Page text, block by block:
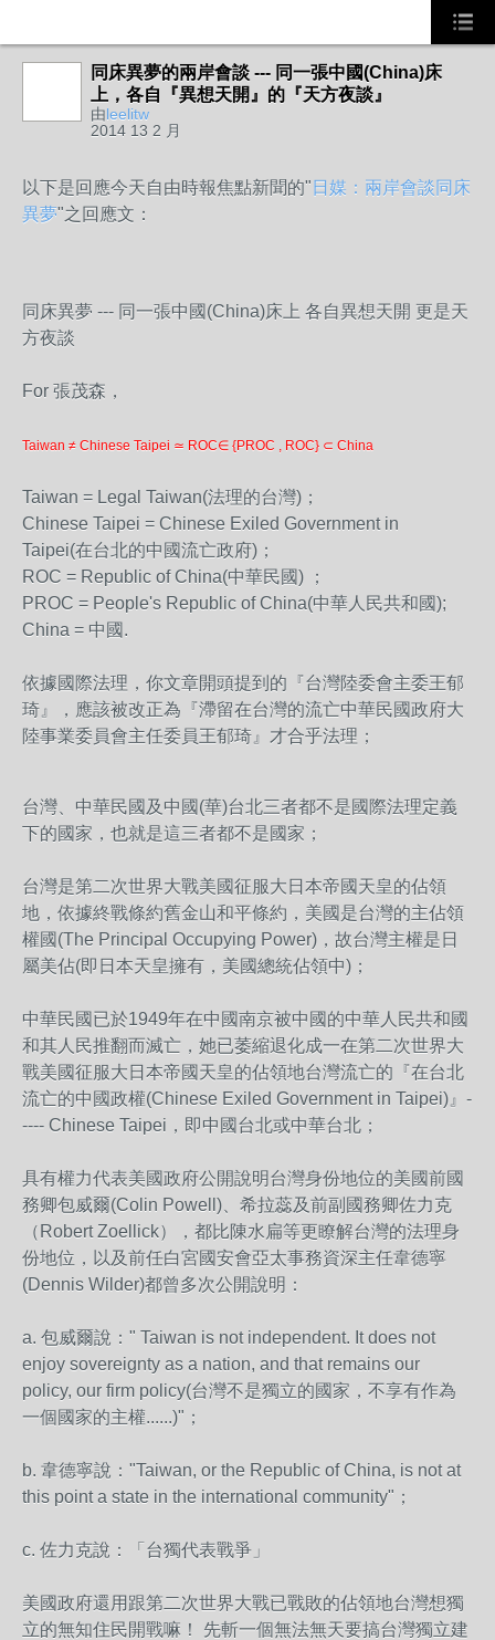
同床異夢的兩岸會談 --- 同一張中國(China)床
上，各自『異想天開』的『天方夜談』
由leelitw
2014 13 2 月
以下是回應今天自由時報焦點新聞的" 日媒：兩岸會談同床
異夢"之回應文：
同床異夢 --- 同一張中國(China)床上 各自異想天開 更是天
方夜談
For 張茂森，
Taiwan ≠ Chinese Taipei ≃ ROC∈ {PROC , ROC} ⊂ China
Taiwan = Legal Taiwan(法理的台灣)；
Chinese Taipei = Chinese Exiled Government in
Taipei(在台北的中國流亡政府)；
ROC = Republic of China(中華民國) ；
PROC = People's Republic of China(中華人民共和國);
China = 中國.
依據國際法理，你文章開頭提到的『台灣陸委會主委王郁
琦 』，應該被改正為『滯留在台灣的流亡中華民國政府大
陸事業委員會主任委員王郁琦』才合乎法理；
台灣、中華民國及中國(華)台北三者都不是國際法理定義
下的國家，也就是這三者都不是國家；
台灣是第二次世界大戰美國征服大日本帝國天皇的佔領
地， 依據終戰條約舊金山和平條約，美國是台灣的主佔領
權國(The Principal Occupying Power)，故台灣主權是日
屬美佔(即日本天皇擁有， 美國總統佔領中)；
中華民國已於1949年在中國南京被中國的中華人民共和國
和其人民推翻而滅亡，她已萎縮退化成一在第二次世界大
戰美國征服大日本帝國天皇的佔領地台灣流亡的『在台北
流亡的中國政權(Chinese Exiled Government in Taipei)』-
---- Chinese Taipei，即中國台北或中華台北；
具有權力代表美國政府公開說明台灣身份地位的美國前國
務卿包威爾(Colin Powell)、希拉蕊及前副國務卿佐力克
（Robert Zoellick），都比陳水扁等更瞭解台灣的法理身
份地位，以及前任白宮國安會亞太事務資深主任韋德寧
(Dennis Wilder)都曾多次公開說明：
a. 包威爾說：" Taiwan is not independent. It does not
enjoy sovereignty as a nation, and that remains our
policy, our firm policy(台灣不是獨立的國家，不享有作為
一個國家的主權......)"；
b. 韋德寧說："Taiwan, or the Republic of China, is not at
this point a state in the international community"；
c. 佐力克說：「台獨代表戰爭」
美國政府還用跟第二次世界大戰已戰敗的佔領地台灣想獨
立的無知住民開戰嘛！ 先斬一個無法無天要搞台灣獨立建